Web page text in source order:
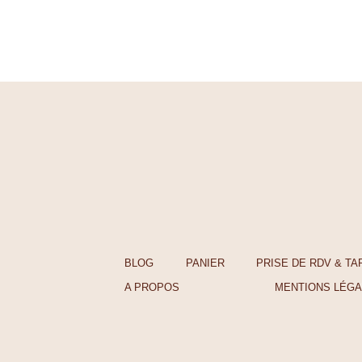
BLOG PANIER
PRISE DE RDV &
A PROPOS
MENTIONS